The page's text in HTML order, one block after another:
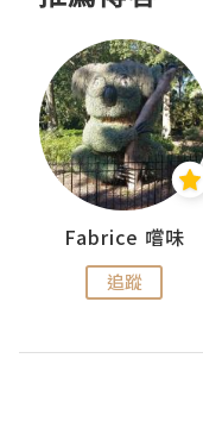
Fabrice 嚐味
追蹤